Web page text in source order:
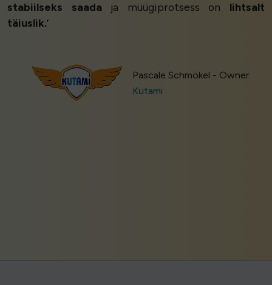
stabiilseks saadaja müügiprotsess on lihtsalt
täiuslik.’
Pascale Schmökel - Owner
Kutami